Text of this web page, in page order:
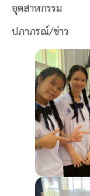
อุตสาหกรรม
ปภาภรณ์/ข่าว